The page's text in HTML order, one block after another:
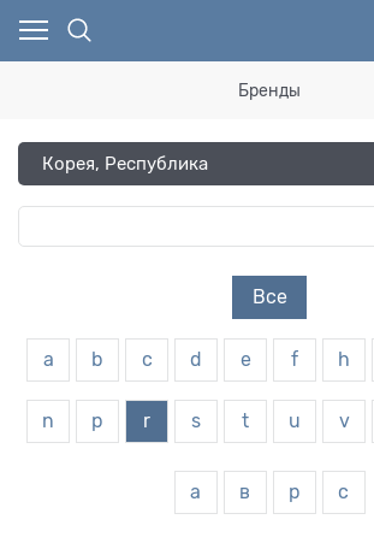
Бренды
Все
a b c d e f h
n p r s t u v
а в р с